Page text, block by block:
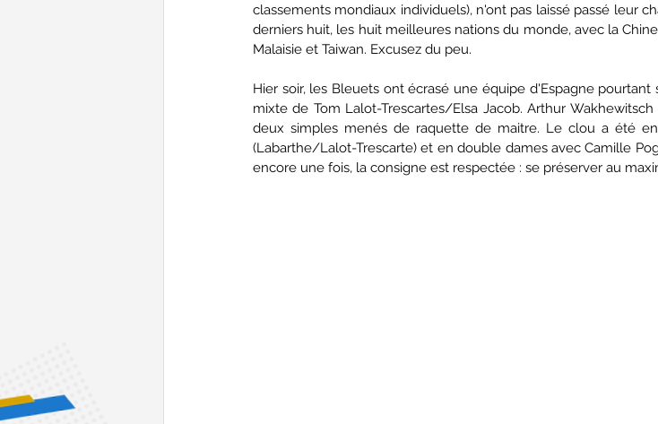
classements mondiaux individuels), n'ont pas laissé passé leur
derniers huit, les huit meilleures nations du monde, avec la
Malaisie et Taiwan. Excusez du peu.
Hier soir, les Bleuets ont écrasé une équipe d'Espagne
mixte de Tom Lalot-Trescartes/Elsa Jacob. Arthur
deux simples menés de raquette de maitre. Le clou a été
(Labarthe/Lalot-Trescarte) et en double dames avec Camille
encore une fois, la consigne est respectée : se préserver au